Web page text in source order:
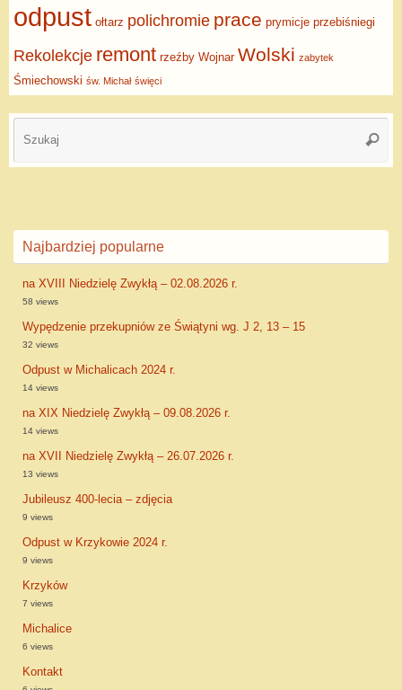
odpust ołtarz polichromie prace prymicje przebiśniegi
Rekolekcje remont rzeźby Wojnar Wolski zabytek
Śmiechowski św. Michał święci
Najbardziej popularne
na XVIII Niedzielę Zwykłą – 02.08.2026 r.
58 views
Wypędzenie przekupniów ze Świątyni wg. J 2, 13 – 15
32 views
Odpust w Michalicach 2024 r.
14 views
na XIX Niedzielę Zwykłą – 09.08.2026 r.
14 views
na XVII Niedzielę Zwykłą – 26.07.2026 r.
13 views
Jubileusz 400-lecia – zdjęcia
9 views
Odpust w Krzykowie 2024 r.
9 views
Krzyków
7 views
Michalice
6 views
Kontakt